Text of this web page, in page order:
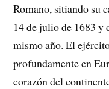
Romano, sitiando su
14 de julio de 1683 y
mismo año. El
profundamente en
corazón del